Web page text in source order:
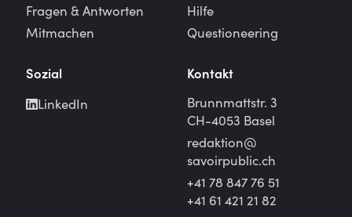
Fragen & Antworten
Mitmachen
Hilfe
Questioneering
Sozial
LinkedIn
Kontakt
Brunnmattstr. 3
CH-4053 Basel
redaktion@
savoirpublic.ch
+41 78 847 76 51
+41 61 421 21 82